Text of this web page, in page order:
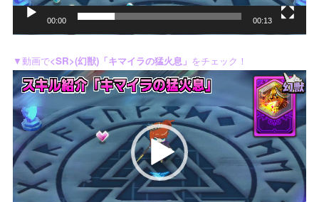
00:00 00:13
▼動画で<SR>(幻獣)「キマイラの猛火息」 をチェック！
動
画
プ
レ
ー
ヤ